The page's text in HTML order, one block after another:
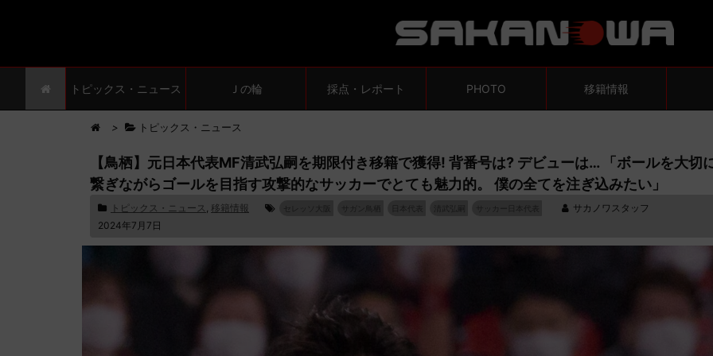
トピックス・ニュース Ｊの輪 採点・レポート PHOTO 移籍情報
> トピックス・ニュース
【鳥栖】元日本代表MF清武弘嗣を期限付き移籍で獲得! 背番号は? デビューは… 「ボールを大切
繋ぎながらゴールを目指す攻撃的なサッカーでとても魅力的。 僕の全てを注ぎ込みたい」
トピックス・ニュース , 移籍情報 サガン鳥栖
サカノワスタッフ
2024年7月7日